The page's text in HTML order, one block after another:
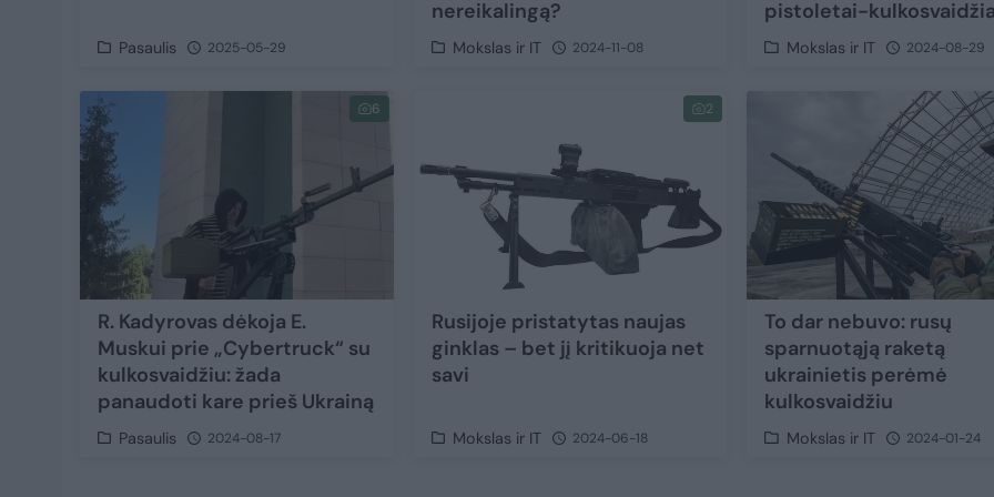
Pasaulis 2025-05-29
nereikalingą?
Mokslas ir IT 2024-11-08
pistoletai-
Mokslas ir IT 2024-08-29
6
R. Kadyrovas dėkoja E.
Muskui prie „Cybertruck“ su
kulkosvaidžiu: žada
panaudoti kare prieš Ukrainą
Pasaulis 2024-08-17
2
Rusijoje pristatytas naujas
ginklas – bet jį kritikuoja net
savi
Mokslas ir IT 2024-06-18
To dar nebuvo: rusų
sparnuotąją raketą
ukrainietis perėmė
kulkosvaidžiu
Mokslas ir IT 2024-01-24